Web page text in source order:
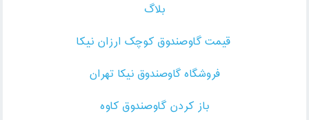
بلاگ
قیمت گاوصندوق کوچک ارزان نیکا
فروشگاه گاوصندوق نیکا تهران
باز کردن گاوصندوق کاوه